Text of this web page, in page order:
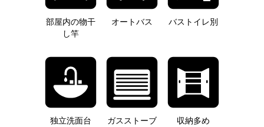
部屋内の物干
し竿
オートバス バストイレ別
独立洗面台 ガスストーブ 収納多め